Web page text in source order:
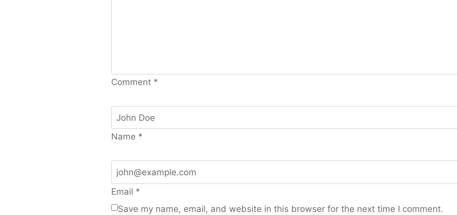
Comment *
Name *
Email *
Save my name, email, and website in this browser for the next time I comment.